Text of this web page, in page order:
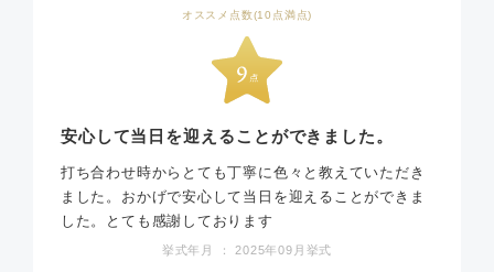
オススメ点数(10点満点)
安心して当日を迎えることができました。
打ち合わせ時からとても丁寧に色々と教えていただき
ました。おかげで安心して当日を迎えることができま
した。とても感謝しております
挙式年月 ： 2025年09月挙式